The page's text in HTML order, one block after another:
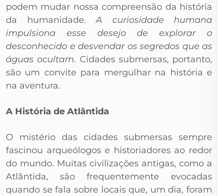
podem mudar nossa compreensão da história
da humanidade.A curiosidade humana
impulsiona esse desejo de explorar o
desconhecido e desvendar os segredos que as
águas ocultam. Cidades submersas, portanto,
são um convite para mergulhar na história e
na aventura.
A História de Atlântida
O mistério das cidades submersas sempre
fascinou arqueólogos e historiadores ao redor
do mundo. Muitas civilizações antigas, como a
Atlântida, são frequentemente evocadas
quando se fala sobre locais que, um dia, foram